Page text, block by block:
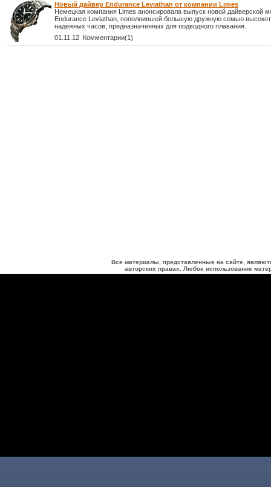
Новый дайвер Endurance Leviathan от компании Limes
Немецкая компания Limes анонсировала выпуск новой дайверской
Endurance Leviathan, пополнившей большую дружную семью
надежных часов, предназначенных для подводного плавания.
01.11.12 Комментарии(1)
Все материалы, представленные на сайте,
авторских правах. Любое использование